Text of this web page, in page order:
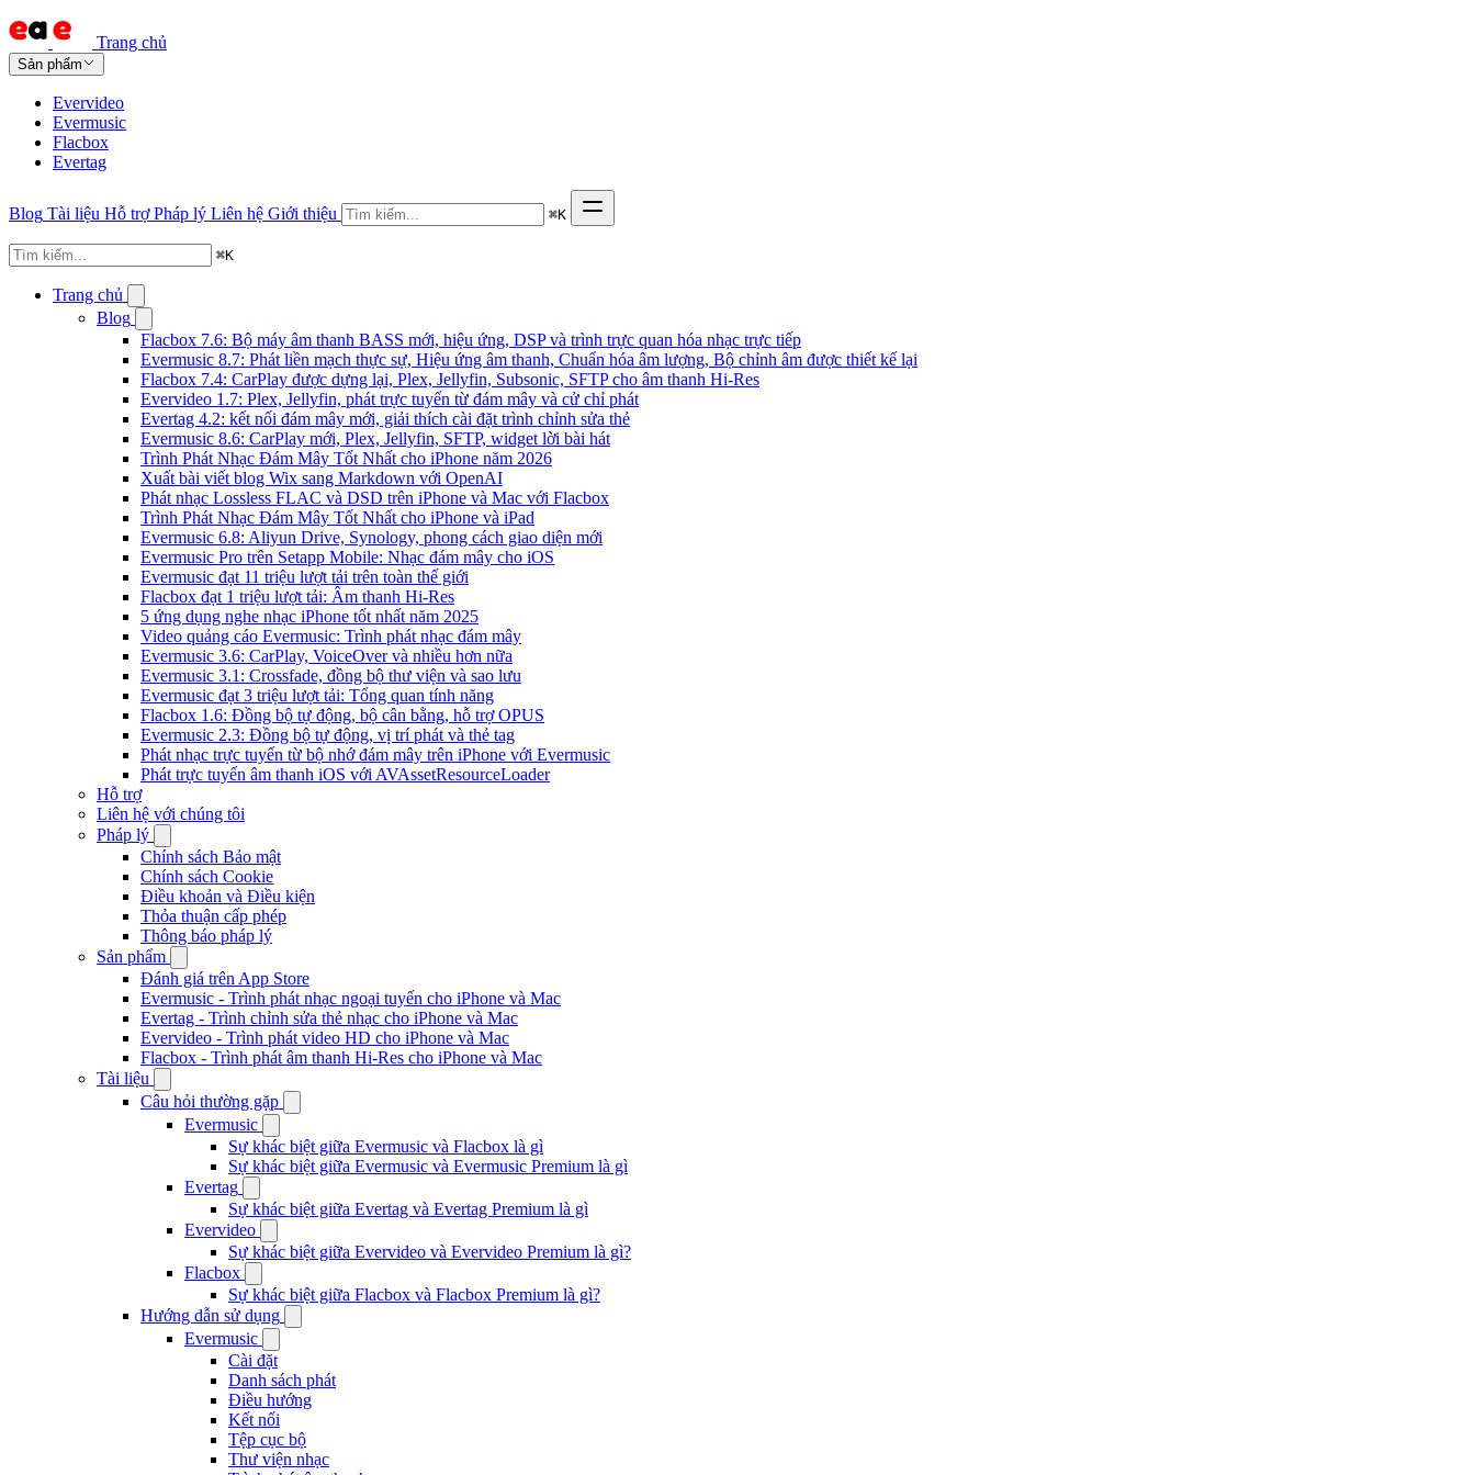
Trang chủ
Sản phẩm
Evervideo
Evermusic
Flacbox
Evertag
Blog Tài liệu Hỗ trợ Pháp lý Liên hệ Giới thiệu ⌘K
⌘K
Trang chủ
Blog
Flacbox 7.6: Bộ máy âm thanh BASS mới, hiệu ứng, DSP và trình trực quan hóa nhạc trực tiếp
Evermusic 8.7: Phát liền mạch thực sự, Hiệu ứng âm thanh, Chuẩn hóa âm lượng, Bộ chỉnh âm được thiết kế lại
Flacbox 7.4: CarPlay được dựng lại, Plex, Jellyfin, Subsonic, SFTP cho âm thanh Hi-Res
Evervideo 1.7: Plex, Jellyfin, phát trực tuyến từ đám mây và cử chỉ phát
Evertag 4.2: kết nối đám mây mới, giải thích cài đặt trình chỉnh sửa thẻ
Evermusic 8.6: CarPlay mới, Plex, Jellyfin, SFTP, widget lời bài hát
Trình Phát Nhạc Đám Mây Tốt Nhất cho iPhone năm 2026
Xuất bài viết blog Wix sang Markdown với OpenAI
Phát nhạc Lossless FLAC và DSD trên iPhone và Mac với Flacbox
Trình Phát Nhạc Đám Mây Tốt Nhất cho iPhone và iPad
Evermusic 6.8: Aliyun Drive, Synology, phong cách giao diện mới
Evermusic Pro trên Setapp Mobile: Nhạc đám mây cho iOS
Evermusic đạt 11 triệu lượt tải trên toàn thế giới
Flacbox đạt 1 triệu lượt tải: Âm thanh Hi-Res
5 ứng dụng nghe nhạc iPhone tốt nhất năm 2025
Video quảng cáo Evermusic: Trình phát nhạc đám mây
Evermusic 3.6: CarPlay, VoiceOver và nhiều hơn nữa
Evermusic 3.1: Crossfade, đồng bộ thư viện và sao lưu
Evermusic đạt 3 triệu lượt tải: Tổng quan tính năng
Flacbox 1.6: Đồng bộ tự động, bộ cân bằng, hỗ trợ OPUS
Evermusic 2.3: Đồng bộ tự động, vị trí phát và thẻ tag
Phát nhạc trực tuyến từ bộ nhớ đám mây trên iPhone với Evermusic
Phát trực tuyến âm thanh iOS với AVAssetResourceLoader
Hỗ trợ
Liên hệ với chúng tôi
Pháp lý
Chính sách Bảo mật
Chính sách Cookie
Điều khoản và Điều kiện
Thỏa thuận cấp phép
Thông báo pháp lý
Sản phẩm
Đánh giá trên App Store
Evermusic - Trình phát nhạc ngoại tuyến cho iPhone và Mac
Evertag - Trình chỉnh sửa thẻ nhạc cho iPhone và Mac
Evervideo - Trình phát video HD cho iPhone và Mac
Flacbox - Trình phát âm thanh Hi-Res cho iPhone và Mac
Tài liệu
Câu hỏi thường gặp
Evermusic
Sự khác biệt giữa Evermusic và Flacbox là gì
Sự khác biệt giữa Evermusic và Evermusic Premium là gì
Evertag
Sự khác biệt giữa Evertag và Evertag Premium là gì
Evervideo
Sự khác biệt giữa Evervideo và Evervideo Premium là gì?
Flacbox
Sự khác biệt giữa Flacbox và Flacbox Premium là gì?
Hướng dẫn sử dụng
Evermusic
Cài đặt
Danh sách phát
Điều hướng
Kết nối
Tệp cục bộ
Thư viện nhạc